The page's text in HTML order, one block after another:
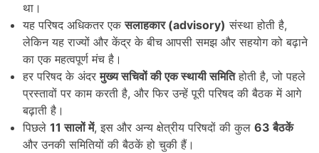
था।
यह परिषद अधिकतर एकसलाहकार (advisory) संस्था होती है,
लेकिन यह राज्यों और केंद्र के बीच आपसी समझ और सहयोग को बढ़ाने
का एक महत्वपूर्ण मंच है।
हर परिषद के अंदरमुख्य सचिवों की एक स्थायी समितिहोती है, जो पहले
प्रस्तावों पर काम करती है, और फिर उन्हें पूरी परिषद की बैठक में आगे
बढ़ाती है।
पिछले 11सालों में, इस और अन्य क्षेत्रीय परिषदों की कुल 63बैठकें
और उनकी समितियों की बैठकें हो चुकी हैं।